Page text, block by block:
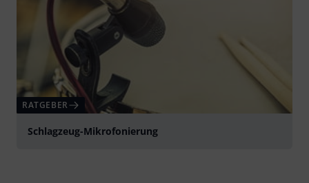
RATGEBER
Schlagzeug-Mikrofonierung